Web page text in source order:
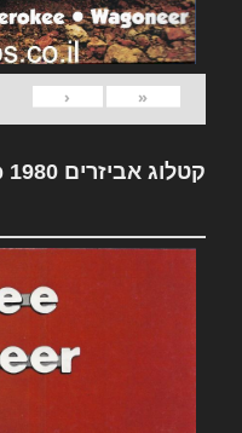
«
‹
קטלוג אביזרים Jeep 1980